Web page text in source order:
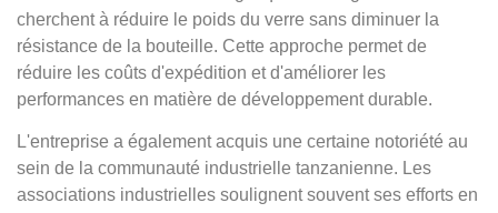
cherchent à réduire le poids du verre sans diminuer la
résistance de la bouteille. Cette approche permet de
réduire les coûts d'expédition et d'améliorer les
performances en matière de développement durable.
L'entreprise a également acquis une certaine notoriété au
sein de la communauté industrielle tanzanienne. Les
associations industrielles soulignent souvent ses efforts en